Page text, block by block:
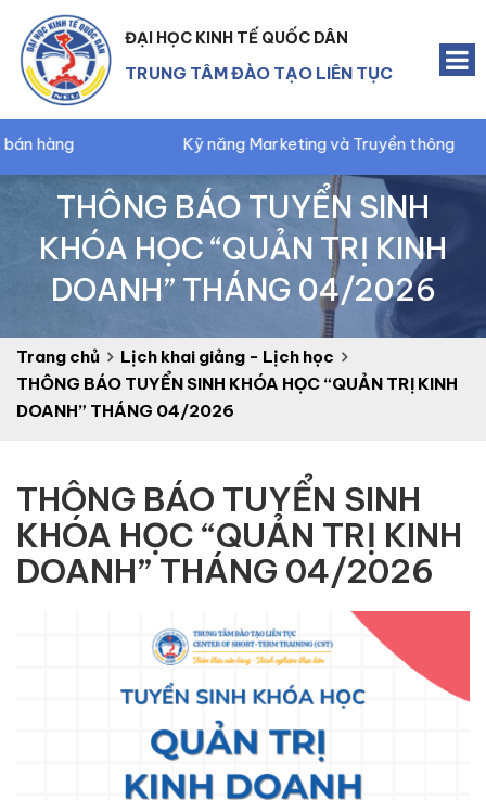
ĐẠI HỌC KINH TẾ QUỐC DÂN
TRUNG TÂM ĐÀO TẠO LIÊN TỤC
Kỹ năng Marketing và Truyền thông Kế
THÔNG BÁO TUYỂN SINH
KHÓA HỌC “QUẢN TRỊ KINH
DOANH” THÁNG 04/2026
Trang chủ
Lịch khai giảng - Lịch học
THÔNG BÁO TUYỂN SINH KHÓA HỌC “QUẢN TRỊ KINH
DOANH” THÁNG 04/2026
THÔNG BÁO TUYỂN SINH
KHÓA HỌC “QUẢN TRỊ KINH
DOANH” THÁNG 04/2026